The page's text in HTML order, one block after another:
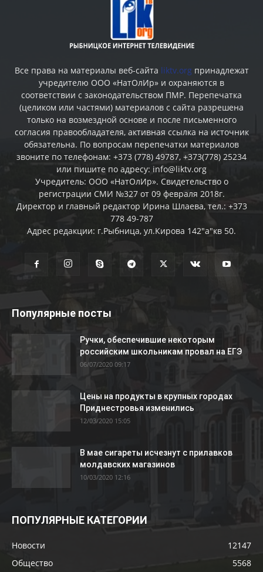
Все права на материалы веб-сайта liktv.org принадлежат
учредителю ООО «НатОлИр» и охраняются в
соответствии с законодательством ПМР. Перепечатка
(целиком или частями) материалов c сайта разрешена
только на возмездной основе и после письменного
согласия правообладателя, активная ссылка на источник
обязательна. По вопросам перепечатки материалов
звоните по телефонам: +373 (778) 49787, +373(778) 25234
или пишите по адресу: info@liktv.org
Учредитель: ООО «НатОлИр». Свидетельство о
регистрации СМИ №327 от 09 февраля 2018г.
Директор и главный редактор Ирина Шлаева, тел.: +373
778 49-787
Адрес редакции: г.Рыбница, ул.Кирова 142"а"кв 50.
Популярные посты
Ручки, обеспечившие некоторым
российским школьникам провал на ЕГЭ
06/07/2020 09:17
Цены на продукты в крупных городах
Приднестровья изменились
12/03/2020 15:05
В мае сигареты исчезнут с прилавков
молдавских магазинов
10/03/2020 12:16
ПОПУЛЯРНЫЕ КАТЕГОРИИ
Новости
12147
Общество
5568